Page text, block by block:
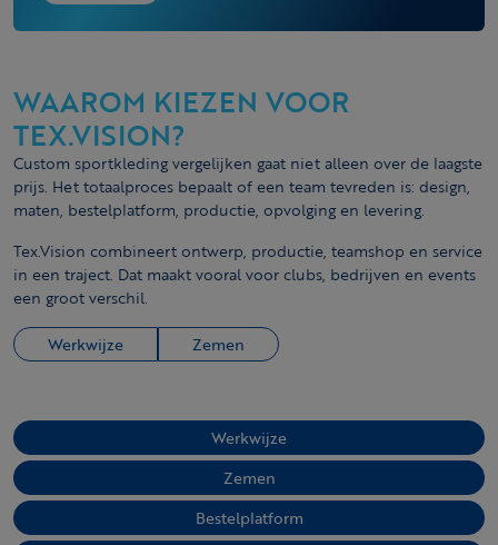
WAAROM KIEZEN VOOR
TEX.VISION?
Custom sportkleding vergelijken gaat niet alleen over de laagste
prijs. Het totaalproces bepaalt of een team tevreden is: design,
maten, bestelplatform, productie, opvolging en levering.
Tex.Vision combineert ontwerp, productie, teamshop en service
in een traject. Dat maakt vooral voor clubs, bedrijven en events
een groot verschil.
Werkwijze
Zemen
Werkwijze
Zemen
Bestelplatform